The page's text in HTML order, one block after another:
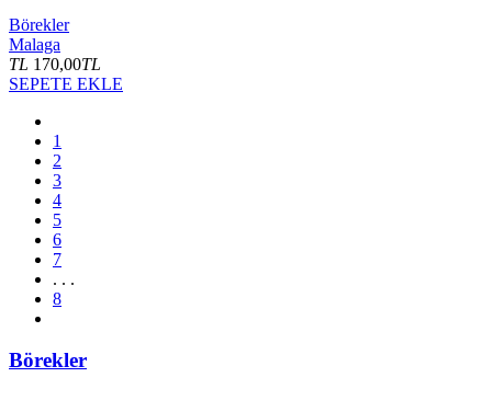
Börekler
Malaga
TL 170,00TL
SEPETE EKLE
1
2
3
4
5
6
7
. . .
8
Börekler